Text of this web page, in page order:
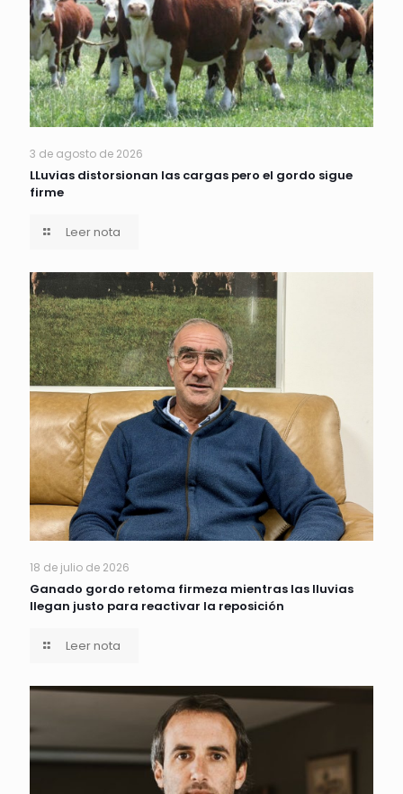
3 de agosto de 2026
LLuvias distorsionan las cargas pero el gordo sigue
firme
Leer nota
18 de julio de 2026
Ganado gordo retoma firmeza mientras las lluvias
llegan justo para reactivar la reposición
Leer nota